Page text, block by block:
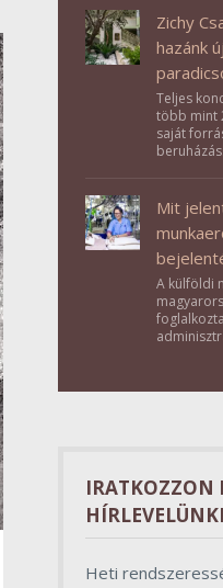
Zichy
hazánk
Teljes
több mint
saját
Mit
A külföldi
valójában
IRATKOZZON
Heti